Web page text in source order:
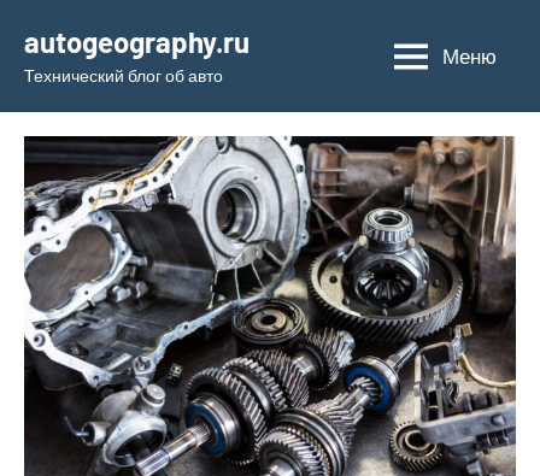
содержимому
autogeography.ru
Технический блог об авто
Меню